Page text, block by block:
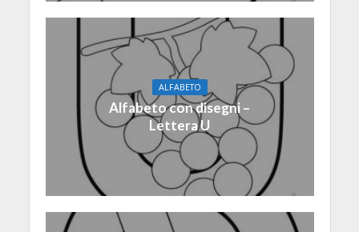
ALFABETO
Alfabeto con disegni –
Lettera U